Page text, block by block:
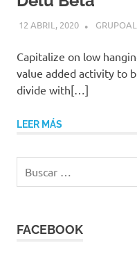
12 ABRIL, 2020
Capitalize on low
value added activity to
divide with[…]
LEER MÁS
FACEBOOK